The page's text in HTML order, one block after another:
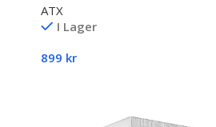
ATX
I Lager
899 kr